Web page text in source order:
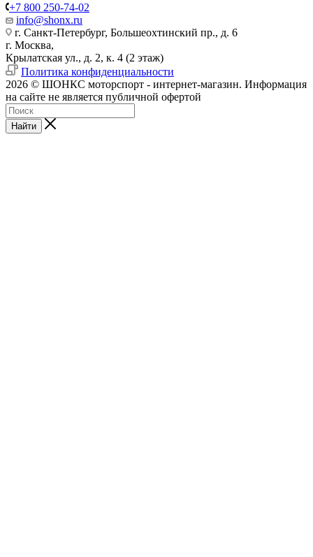
+7 800 250-74-02
info@shonx.ru
г. Санкт-Петербург, Большеохтинский пр., д. 6
г. Москва,
Крылатская ул., д. 2, к. 4 (2 этаж)
Политика конфиденциальности
2026 © ШОНКС моторспорт - интернет-магазин. Информация
на сайте не является публичной офертой
Найти